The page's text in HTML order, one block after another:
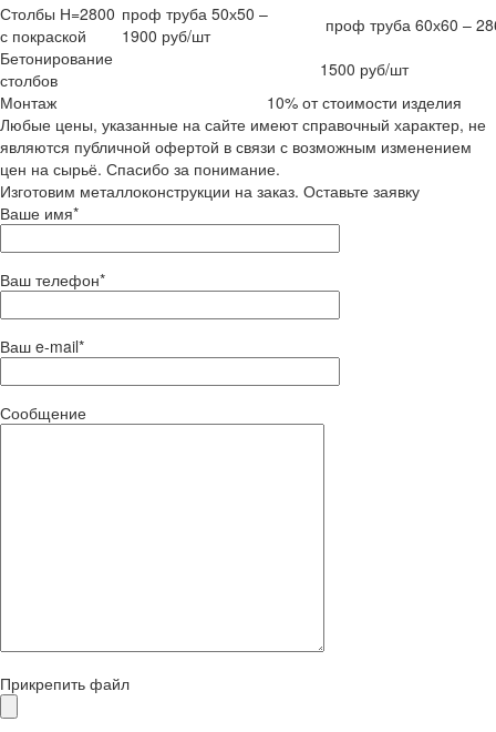
Столбы Н=2800
с покраской
проф труба 50х50 –
1900 руб/шт
проф труба 60х60 –
Бетонирование
столбов
1500 руб/шт
Монтаж
10% от стоимости изделия
Любые цены, указанные на сайте имеют справочный характер, не
являются публичной офертой в связи с возможным изменением
цен на сырьё. Спасибо за понимание.
Изготовим металлоконструкции на заказ. Оставьте заявку
Ваше имя*
Ваш телефон*
Ваш e-mail*
Сообщение
Прикрепить файл